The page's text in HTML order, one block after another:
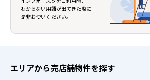
わからない用語が出てきた際に
是非お使いください。
エリアから売店舗物件を探す